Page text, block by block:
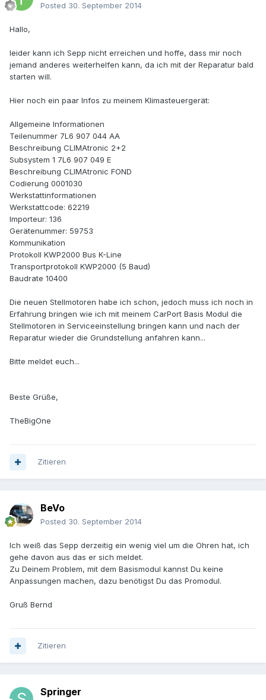
Posted 30. September 2014
Hallo,
leider kann ich Sepp nicht erreichen und hoffe, dass mir noch
jemand anderes weiterhelfen kann, da ich mit der Reparatur bald
starten will.
Hier noch ein paar Infos zu meinem Klimasteuergerät:
Allgemeine Informationen
Teilenummer 7L6 907 044 AA
Beschreibung CLIMAtronic 2+2
Subsystem 1 7L6 907 049 E
Beschreibung CLIMAtronic FOND
Codierung 0001030
Werkstattinformationen
Werkstattcode: 62219
Importeur: 136
Gerätenummer: 59753
Kommunikation
Protokoll KWP2000 Bus K-Line
Transportprotokoll KWP2000 (5 Baud)
Baudrate 10400
Die neuen Stellmotoren habe ich schon, jedoch muss ich noch in
Erfahrung bringen wie ich mit meinem CarPort Basis Modul die
Stellmotoren in Serviceeinstellung bringen kann und nach der
Reparatur wieder die Grundstellung anfahren kann...
Bitte meldet euch...
Beste Grüße,
TheBigOne
Zitieren
BeVo
Posted 30. September 2014
Ich weiß das Sepp derzeitig ein wenig viel um die Ohren hat, ich
gehe davon aus das er sich meldet.
Zu Deinem Problem, mit dem Basismodul kannst Du keine
Anpassungen machen, dazu benötigst Du das Promodul.
Gruß Bernd
Zitieren
Springer